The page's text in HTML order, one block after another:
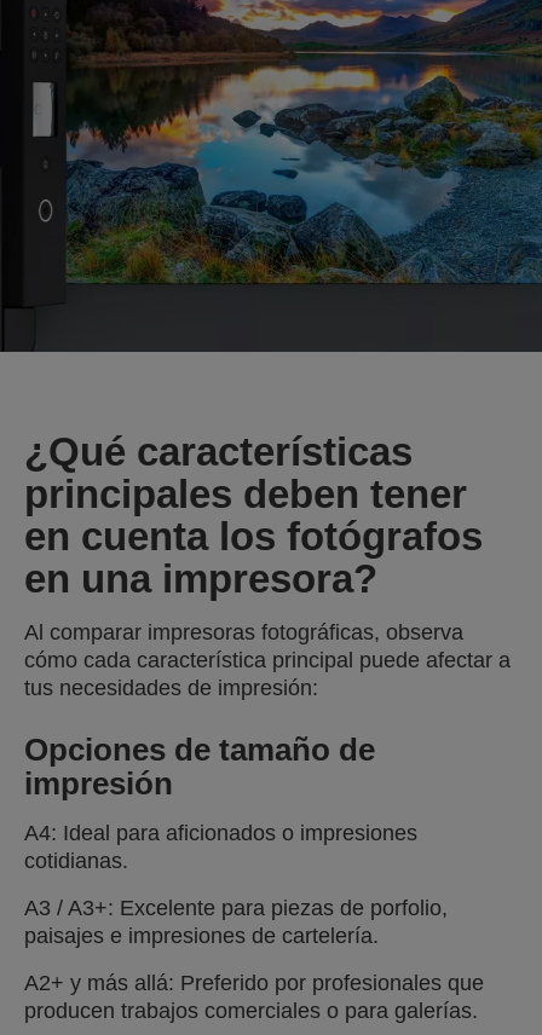
¿Qué características
principales deben tener
en cuenta los fotógrafos
en una impresora?
Al comparar impresoras fotográficas, observa
cómo cada característica principal puede afectar a
tus necesidades de impresión:
Opciones de tamaño de
impresión
A4: Ideal para aficionados o impresiones
cotidianas.
A3 / A3+: Excelente para piezas de porfolio,
paisajes e impresiones de cartelería.
A2+ y más allá: Preferido por profesionales que
producen trabajos comerciales o para galerías.